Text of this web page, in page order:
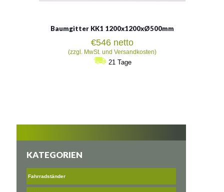
Baumgitter KK1 1200x1200xØ500mm
€546 netto
(zzgl. MwSt. und Versandkosten)
21 Tage
KATEGORIEN
Fahrradständer